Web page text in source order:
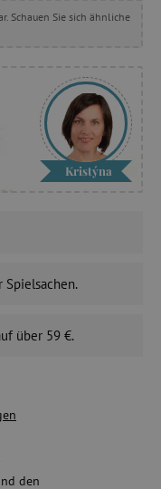
Schauen Sie sich ähnliche
Kristýna
Spielsachen.
über 59 €.
den